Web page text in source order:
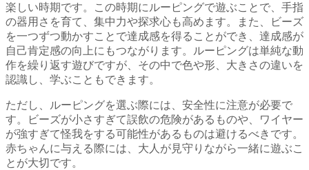
楽しい時期です。この時期にルーピングで遊ぶことで、手指
の器用さを育て、集中力や探求心も高めます。また、ビーズ
を一つずつ動かすことで達成感を得ることができ、達成感が
自己肯定感の向上にもつながります。ルーピングは単純な動
作を繰り返す遊びですが、その中で色や形、大きさの違いを
認識し、学ぶこともできます。
ただし、ルーピングを選ぶ際には、安全性に注意が必要で
す。ビーズが小さすぎて誤飲の危険があるものや、ワイヤー
が強すぎて怪我をする可能性があるものは避けるべきです。
赤ちゃんに与える際には、大人が見守りながら一緒に遊ぶこ
とが大切です。